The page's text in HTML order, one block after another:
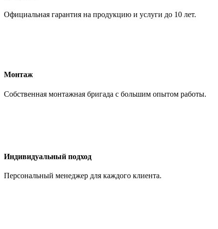
Официальная гарантия на продукцию и услуги до 10 лет.
Монтаж
Собственная монтажная бригада с большим опытом работы.
Индивидуальный подход
Персональный менеджер для каждого клиента.